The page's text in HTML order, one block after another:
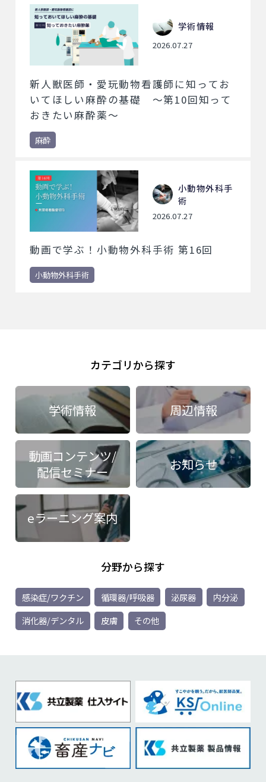
学術情報
2026.07.27
新人獣医師・愛玩動物看護師に知ってお
いてほしい麻酔の基礎 ～第10回知って
おきたい麻酔薬～
麻酔
小動物外科手
術
2026.07.27
動画で学ぶ！小動物外科手術 第16回
小動物外科手術
カテゴリから探す
学術情報 周辺情報
動画コンテンツ/
配信セミナー
お知らせ
eラーニング案内
分野から探す
感染症/ワクチン 循環器/呼吸器 泌尿器
内分泌
消化器/デンタル
皮膚 その他